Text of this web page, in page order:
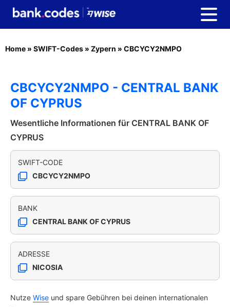
Home » SWIFT-Codes » Zypern » CBCYCY2NMPO
CBCYCY2NMPO - CENTRAL BANK
OF CYPRUS
Wesentliche Informationen für CENTRAL BANK OF
CYPRUS
SWIFT-CODE
CBCYCY2NMPO
BANK
CENTRAL BANK OF CYPRUS
ADRESSE
NICOSIA
Nutze Wise und spare Gebühren bei deinen internationalen